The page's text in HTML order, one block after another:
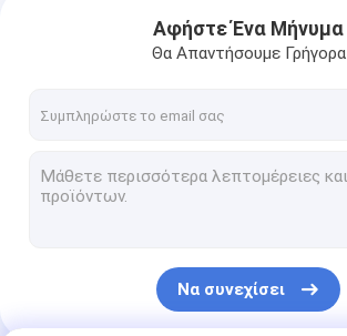
Αφήστε Ένα Μήνυμα
Θα Απαντήσουμε Γρήγορα
Να συνεχίσει